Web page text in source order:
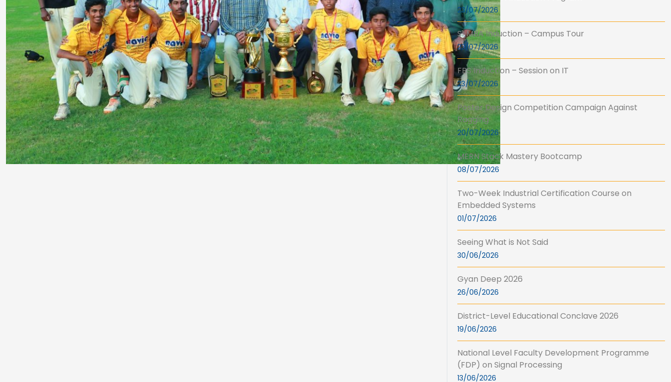
23/07/2026
S1 MBA Induction – Campus Tour
23/07/2026
FBS Induction – Session on IT
23/07/2026
Poster Design Competition Campaign Against
Ragging
20/07/2026
MERN Stack Mastery Bootcamp
08/07/2026
Two-Week Industrial Certification Course on
Embedded Systems
01/07/2026
Seeing What is Not Said
30/06/2026
Gyan Deep 2026
26/06/2026
District-Level Educational Conclave 2026
19/06/2026
National Level Faculty Development Programme
(FDP) on Signal Processing
13/06/2026